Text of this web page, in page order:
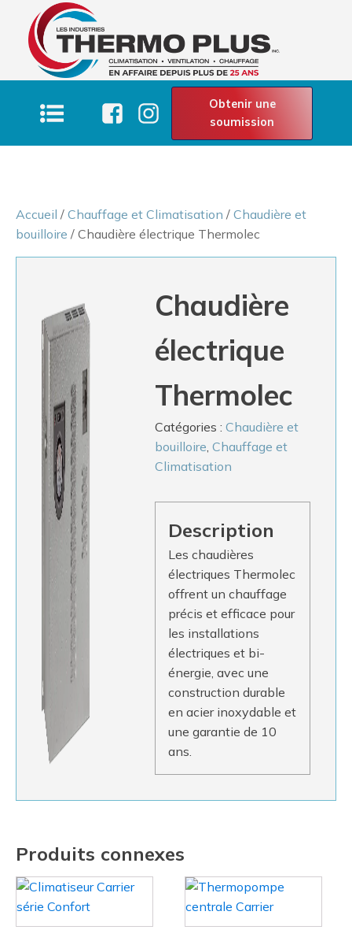
Obtenir une
soumission
Accueil / Chauffage et Climatisation / Chaudière et
bouilloire / Chaudière électrique Thermolec
Chaudière
électrique
Thermolec
Catégories :Chaudière et
bouilloire ,Chauffage et
Climatisation
Description
Les chaudières
électriques Thermolec
offrent un chauffage
précis et efficace pour
les installations
électriques et bi-
énergie, avec une
construction durable
en acier inoxydable et
une garantie de 10
ans.
Produits connexes